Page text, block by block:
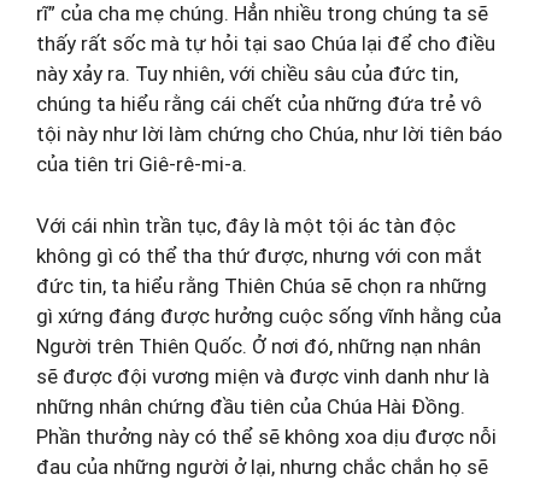
rĩ” của cha mẹ chúng. Hẳn nhiều trong chúng ta sẽ
thấy rất sốc mà tự hỏi tại sao Chúa lại để cho điều
này xảy ra. Tuy nhiên, với chiều sâu của đức tin,
chúng ta hiểu rằng cái chết của những đứa trẻ vô
tội này như lời làm chứng cho Chúa, như lời tiên báo
của tiên tri Giê-rê-mi-a.
Với cái nhìn trần tục, đây là một tội ác tàn độc
không gì có thể tha thứ được, nhưng với con mắt
đức tin, ta hiểu rằng Thiên Chúa sẽ chọn ra những
gì xứng đáng được hưởng cuộc sống vĩnh hằng của
Người trên Thiên Quốc. Ở nơi đó, những nạn nhân
sẽ được đội vương miện và được vinh danh như là
những nhân chứng đầu tiên của Chúa Hài Đồng.
Phần thưởng này có thể sẽ không xoa dịu được nỗi
đau của những người ở lại, nhưng chắc chắn họ sẽ